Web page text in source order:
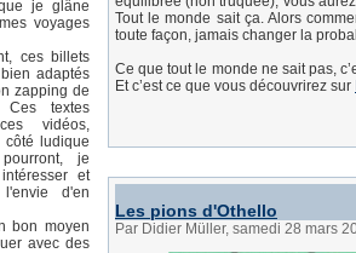
je glâne
voyages
ces billets
adaptés
zapping de
Ces textes
vidéos,
ludique
je
et
d'en
bon moyen
avec des
Tout le monde sait ça. Alors
toute façon, jamais changer la
Ce que tout le monde ne sait pas,
Et c’est ce que vous découvrirez sur
Les pions d'Othello
Par Didier Müller, samedi 28 mars